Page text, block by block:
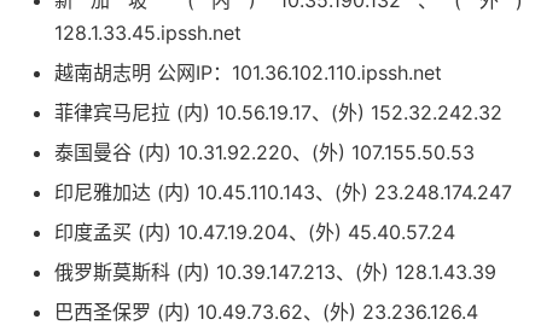
128.1.33.45.ipssh.net
越南胡志明 公网IP：101.36.102.110.ipssh.net
菲律宾马尼拉 (内) 10.56.19.17、(外) 152.32.242.32
泰国曼谷 (内) 10.31.92.220、(外) 107.155.50.53
印尼雅加达 (内) 10.45.110.143、(外) 23.248.174.247
印度孟买 (内) 10.47.19.204、(外) 45.40.57.24
俄罗斯莫斯科 (内) 10.39.147.213、(外) 128.1.43.39
巴西圣保罗 (内) 10.49.73.62、(外) 23.236.126.4